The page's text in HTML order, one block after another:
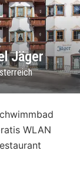
Bild
Jäger
WLAN